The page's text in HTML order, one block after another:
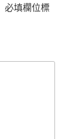
必填欄位標